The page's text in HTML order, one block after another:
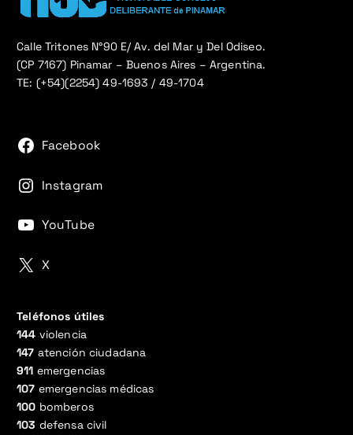
Calle Tritones N°90 E/ Av. del Mar y Del Odiseo.
(CP 7167) Pinamar – Buenos Aires – Argentina.
TE: (+54)(2254) 49-1693 / 49-1704
Facebook
Instagram
YouTube
X
Teléfonos útiles
144 violencia
147 atención ciudadana
911 emergencias
107 emergencias médicas
100 bomberos
103 defensa civil